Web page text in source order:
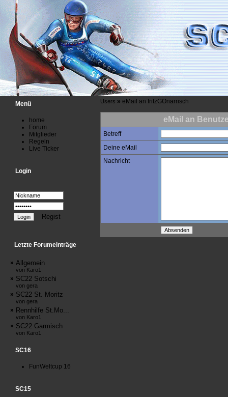
Menü
home
Forum
Mitglieder
Regeln
Live Ticker
Login
Regist
Letzte Forumeinträge
» Allgemein
von Karo1
» SC22 Sotschi
von gera
» SC22 St. Moritz
von gera
» Rennhilfe St.Mo...
von Karo1
» SC22 Garmisch
von Karo1
SC16
FunWeltcup 16
SC15
Users » eMail an fritzGOnarrisch
eMail an
Betreff
Deine eMail
Nachricht